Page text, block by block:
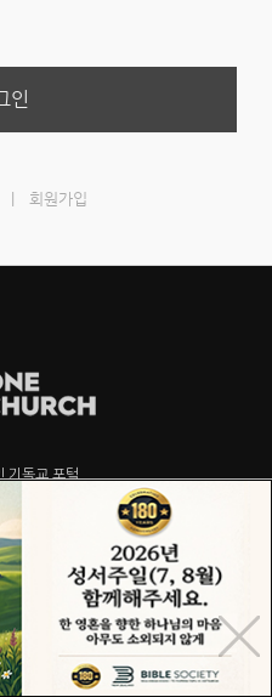
인
회원가입
기독교 포털
ALL RIGHTS RESERVED.